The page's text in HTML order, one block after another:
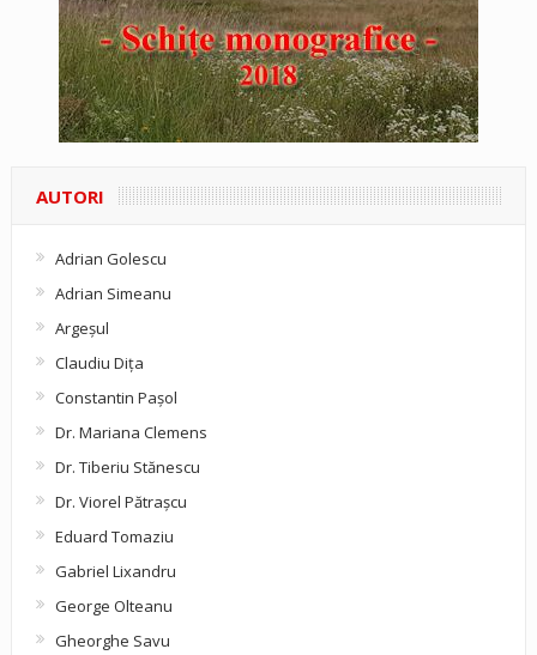
AUTORI
Adrian Golescu
Adrian Simeanu
Argeşul
Claudiu Diţa
Constantin Pașol
Dr. Mariana Clemens
Dr. Tiberiu Stănescu
Dr. Viorel Pătraşcu
Eduard Tomaziu
Gabriel Lixandru
George Olteanu
Gheorghe Savu